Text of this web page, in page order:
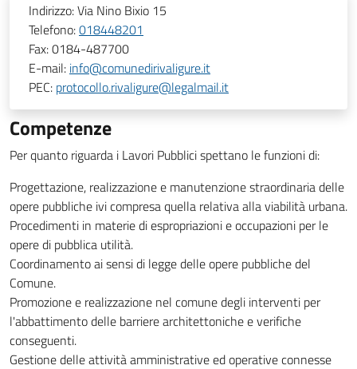
Indirizzo:Via Nino Bixio 15
Telefono:018448201
Fax:0184-487700
E-mail: info@comunedirivaligure.it
PEC: protocollo.rivaligure@legalmail.it
Competenze
Per quanto riguarda i Lavori Pubblici spettano le funzioni di:
Progettazione, realizzazione e manutenzione straordinaria delle
opere pubbliche ivi compresa quella relativa alla viabilità urbana.
Procedimenti in materie di espropriazioni e occupazioni per le
opere di pubblica utilità.
Coordinamento ai sensi di legge delle opere pubbliche del
Comune.
Promozione e realizzazione nel comune degli interventi per
l'abbattimento delle barriere architettoniche e verifiche
conseguenti.
Gestione delle attività amministrative ed operative connesse